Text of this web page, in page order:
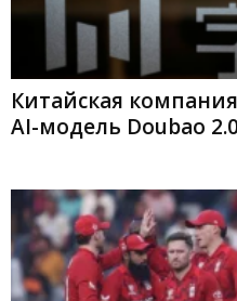
Китайская
AI-модель Doubao